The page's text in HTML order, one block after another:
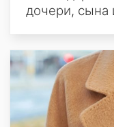
дочери, сына